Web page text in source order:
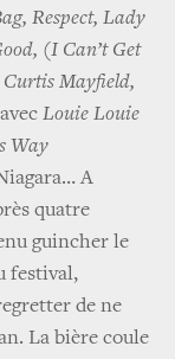
Respect, Lady
(I Can’t Get
Mayfield,
Louie Louie
Way
A
quatre
guincher le
festival,
de ne
La bière coule